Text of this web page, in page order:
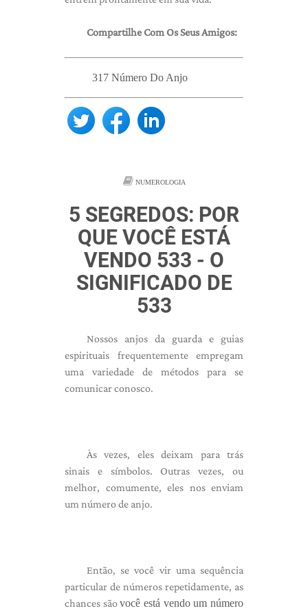
Compartilhe Com Os Seus Amigos:
317 Número Do Anjo
NUMEROLOGIA
5 SEGREDOS: POR
QUE VOCÊ ESTÁ
VENDO 533 - O
SIGNIFICADO DE
533
Nossos anjos da guarda e guias
espirituais frequentemente empregam
uma variedade de métodos para se
comunicar conosco.
Às vezes, eles deixam para trás
sinais e símbolos. Outras vezes, ou
melhor, comumente, eles nos enviam
um número de anjo.
Então, se você vir uma sequência
particular de números repetidamente, as
chances sãovocê está vendo um número